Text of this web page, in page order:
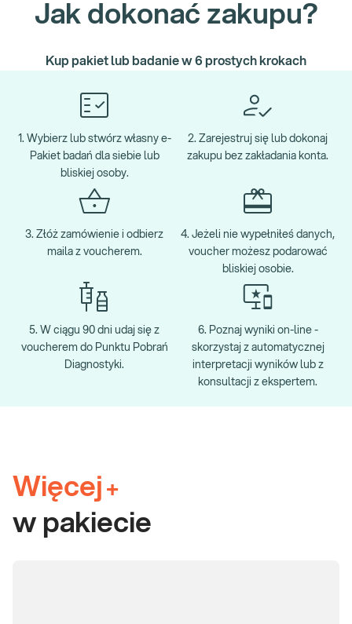
Jak dokonać zakupu?
Kup pakiet lub badanie w 6 prostych krokach
1. Wybierz lub stwórz własny e-
Pakiet badań dla siebie lub
bliskiej osoby.
2. Zarejestruj się lub dokonaj
zakupu bez zakładania konta.
3. Złóż zamówienie i odbierz
maila z voucherem.
4. Jeżeli nie wypełniłeś danych,
voucher możesz podarować
bliskiej osobie.
5. W ciągu 90 dni udaj się z
voucherem do Punktu Pobrań
Diagnostyki.
6. Poznaj wyniki on-line -
skorzystaj z automatycznej
interpretacji wyników lub z
konsultacji z ekspertem.
Więcej +
w pakiecie